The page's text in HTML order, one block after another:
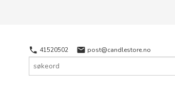
41520502 post@candlestore.no